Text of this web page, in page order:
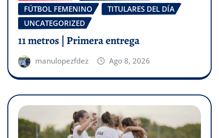
FÚTBOL FEMENINO
TITULARES DEL DÍA
UNCATEGORIZED
11 metros | Primera entrega
manulopezfdez Ago 8, 2026